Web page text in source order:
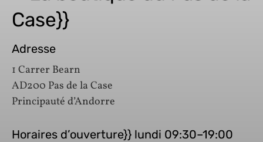
Case}}
Adresse
1 Carrer Bearn
AD200 Pas de la Case
Principauté d’Andorre
Horaires d’ouverture}} lundi 09:30–19:00